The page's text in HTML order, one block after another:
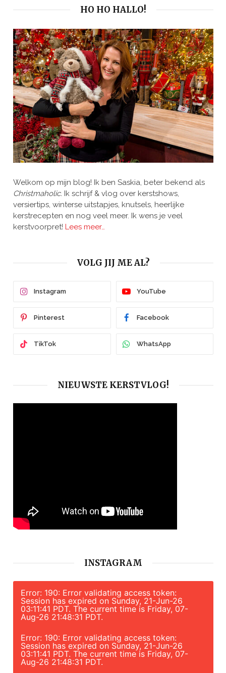
HO HO HALLO!
Welkom op mijn blog! Ik ben Saskia, beter bekend als
Christmaholic. Ik schrijf & vlog over kerstshows,
versiertips, winterse uitstapjes, knutsels, heerlijke
kerstrecepten en nog veel meer. Ik wens je veel
kerstvoorpret! Lees meer…
VOLG JIJ ME AL?
Instagram YouTube
Pinterest Facebook
TikTok WhatsApp
NIEUWSTE KERSTVLOG!
INSTAGRAM
Error: 190: Error validating access token:
Session has expired on Sunday, 21-Jun-26
03:11:41 PDT. The current time is Friday, 07-
Aug-26 21:48:31 PDT.
Error: 190: Error validating access token:
Session has expired on Sunday, 21-Jun-26
03:11:41 PDT. The current time is Friday, 07-
Aug-26 21:48:31 PDT.